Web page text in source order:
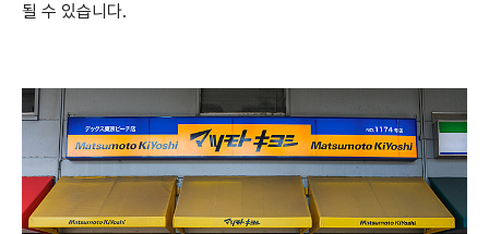
될 수 있습니다.